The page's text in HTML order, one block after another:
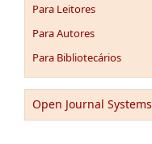
Para Leitores
Para Autores
Para Bibliotecários
Open Journal Systems